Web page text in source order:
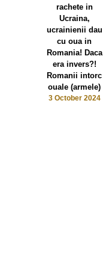
rachete in
Ucraina,
ucrainienii dau
cu oua in
Romania! Daca
era invers?!
Romanii intorc
ouale (armele)
3 October 2024